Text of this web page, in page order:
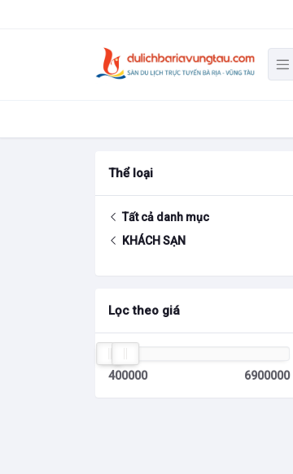
Thể loại
Tất cả danh mục
KHÁCH SẠN
Lọc theo giá
400000 6900000